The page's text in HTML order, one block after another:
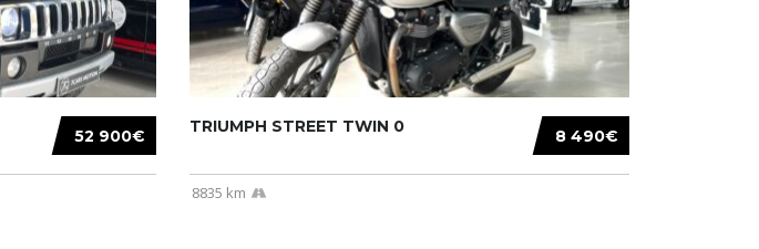
52 900€ 8 490€
TRIUMPH STREET TWIN 0
8835 km